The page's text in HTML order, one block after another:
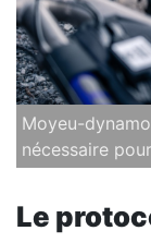
Moyeu-
nécessaire
Le